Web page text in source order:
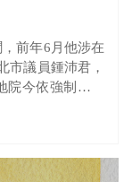
前年6月他涉在
市議員鍾沛君，
今依強制猥褻
認定朱有罪，